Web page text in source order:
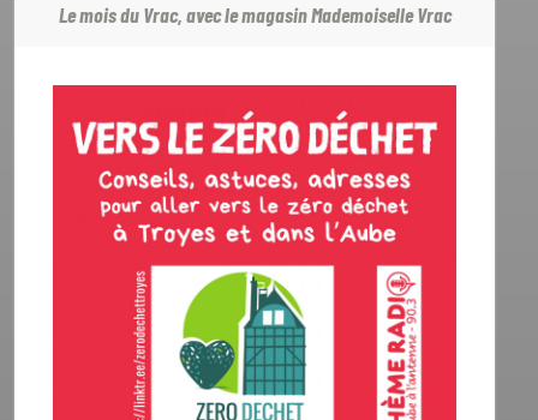
Le mois du Vrac, avec le magasin Mademoiselle Vrac